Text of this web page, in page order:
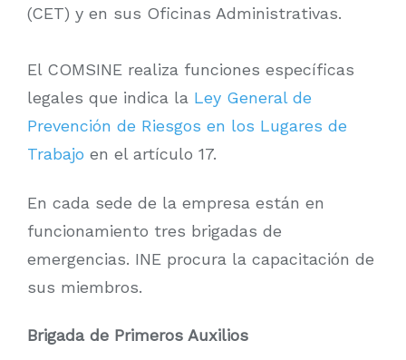
(CET) y en sus Oficinas Administrativas.
El COMSINE realiza funciones específicas
legales que indica la Ley General de
Prevención de Riesgos en los Lugares de
Trabajo en el artículo 17.
En cada sede de la empresa están en
funcionamiento tres brigadas de
emergencias. INE procura la capacitación de
sus miembros.
Brigada de Primeros Auxilios